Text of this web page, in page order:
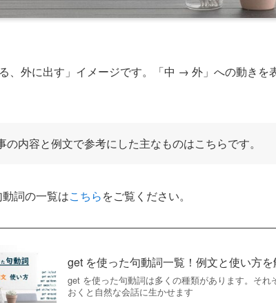
、外に出す」イメージです。「中 → 外」への動きを
の内容と例文で参考にした主なものはこちらです。
詞の一覧はこちらをご覧ください。
get を使った句動詞一覧！例文と使い方
get を使った句動詞は多くの種類があります。そ
おくと自然な会話に生かせます